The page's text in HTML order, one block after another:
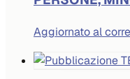
Aggiornato al